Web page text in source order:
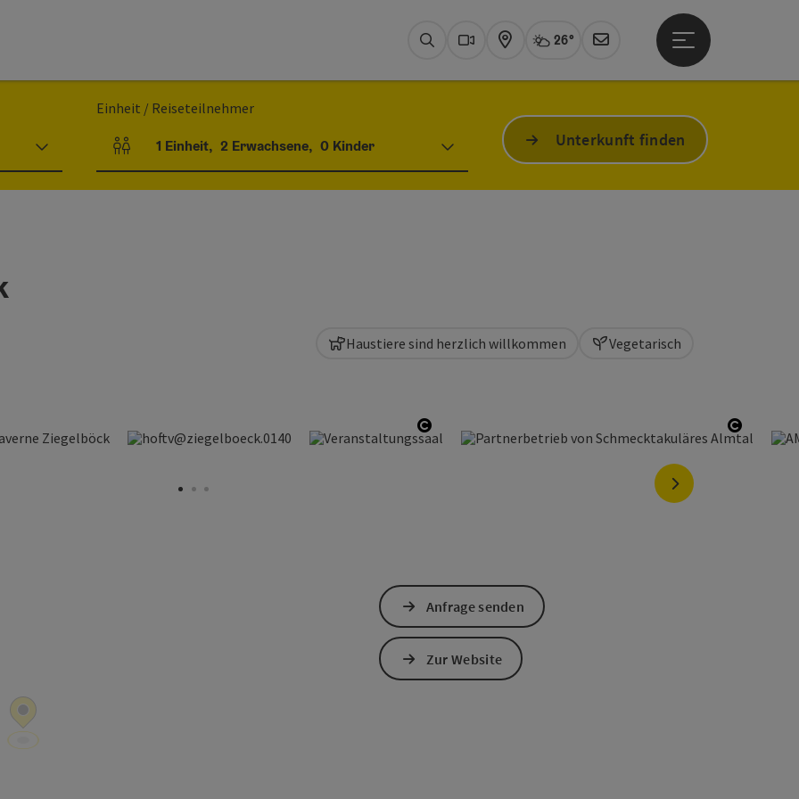
SuchenWebcams
Karte Aktuelles Wetter Bad Ischl, heiter
26°
Newsletter
Hauptmenü öffnen
Einheit / Reiseteilnehmer
Einheitenanzahl und Personenfelder
1 Einheit, 2 Erwachsene, 0 Kinder Unterkunft finden
Copyright öffnen
nächstes Element
Haustiere sind herzlich willkommen Vegetarisch
Anfrage senden
Zur Website